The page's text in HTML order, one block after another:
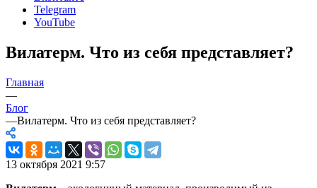
Telegram
YouTube
Вилатерм. Что из себя представляет?
Главная
—
Блог
—Вилатерм. Что из себя представляет?
13 октября 2021 9:57